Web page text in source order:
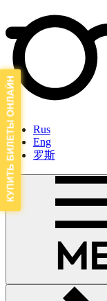
Rus
Eng
罗斯